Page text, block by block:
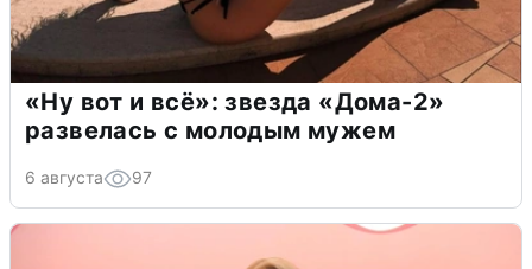
«Ну вот и всё»: звезда «Дома-2»
развелась с молодым мужем
6 августа 97